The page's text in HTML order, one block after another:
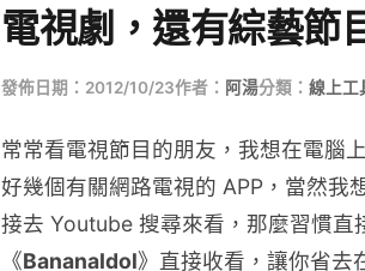
電視劇，還有綜藝節
發佈日期：2012/10/23作者： 阿湯分類： 線上工
常常看電視節目的朋友，我想在電腦
好幾個有關網路電視的 APP，當然我
接去 Youtube 搜尋來看，那麼習慣
《BananaIdol》直接收看，讓你省去